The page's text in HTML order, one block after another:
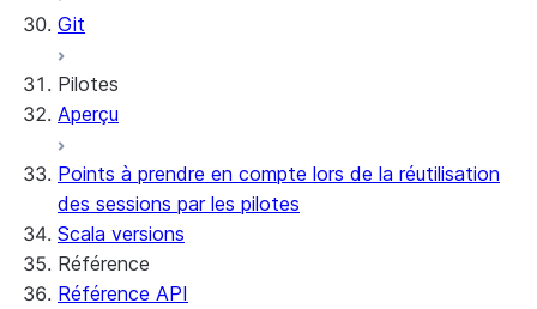
Git
Pilotes
Aperçu
Points à prendre en compte lors de la réutilisation
des sessions par les pilotes
Scala versions
Référence
Référence API